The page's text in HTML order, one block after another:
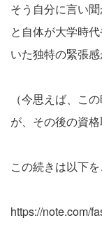
そう自分に言い
と自体が大学時
いた独特の緊張感
（今思えば、こ
が、その後の資
この続きは以下を
https://note.com/